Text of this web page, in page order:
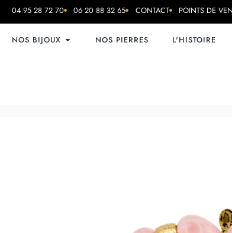
04 95 28 72 70 06 20 88 32 65 CONTACT POINTS DE
NOS BIJOUX NOS PIERRES L'HISTOIRE